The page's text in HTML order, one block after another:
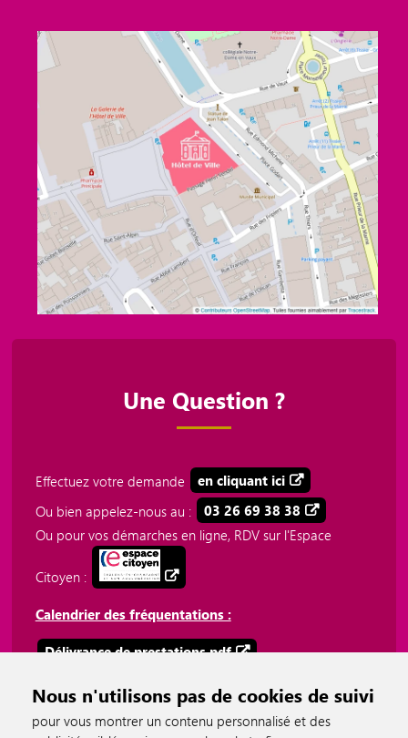
Nous n'utilisons pas de cookies de suivi
pour vous montrer un contenu personnalisé et des
Une Question ?
Effectuez votre demande
en cliquant ici
Ou bien appelez-nous au :
03 26 69 38 38
Ou pour vos démarches en ligne, RDV sur l'Espace
Citoyen :
Calendrier des fréquentations :
Délivrance de prestations.pdf